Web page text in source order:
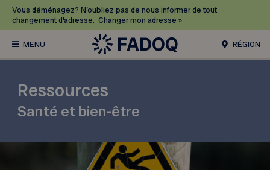
Vous déménagez? N’oubliez pas de nous informer de tout
changement d’adresse. Changer mon adresse »
RÉGION
Ressources
Santé et bien-être